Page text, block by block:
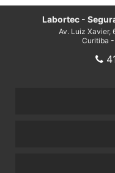
Labortec -
Av. Luiz Xavier,
Curitiba